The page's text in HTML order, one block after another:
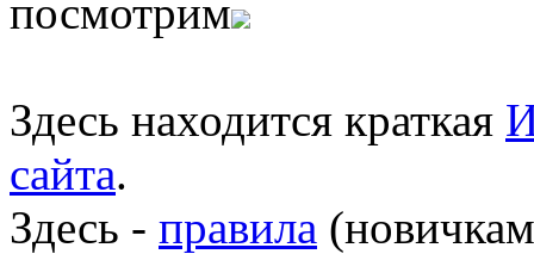
посмотрим
Здесь находится краткая
сайта.
Здесь - правила